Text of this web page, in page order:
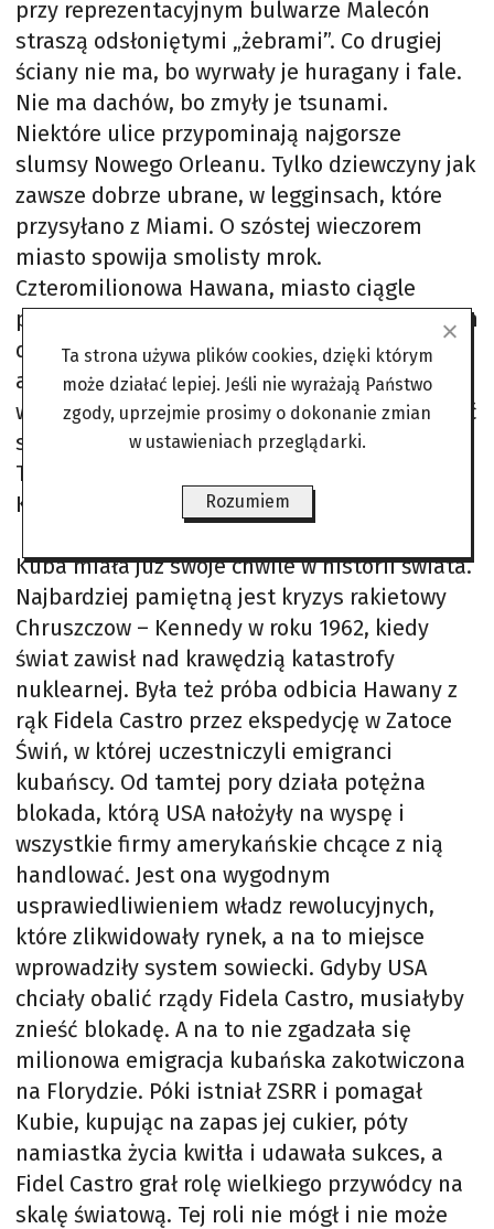
przy reprezentacyjnym bulwarze Malecón
straszą odsłoniętymi „żebrami”. Co drugiej
ściany nie ma, bo wyrwały je huragany i fale.
Nie ma dachów, bo zmyły je tsunami.
Niektóre ulice przypominają najgorsze
slumsy Nowego Orleanu. Tylko dziewczyny jak
zawsze dobrze ubrane, w legginsach, które
przysyłano z Miami. O szóstej wieczorem
miasto spowija smolisty mrok.
Czteromilionowa Hawana, miasto ciągle
piękne za dnia i magiczne, zapada się w pełen
dzikich dźwięków czyściec. Kto mógł – uciekł,
ale ludności wciąż przybywa, bo w tropiku
wszystko się nawzajem morduje, to i odradzać
się musi gwałtownie, jak to na Kubie. Jeśli
Trump chce tego życia spróbować,
Kubańczycy go przywitają…
Kuba miała już swoje chwile w historii świata.
Najbardziej pamiętną jest kryzys rakietowy
Chruszczow – Kennedy w roku 1962, kiedy
świat zawisł nad krawędzią katastrofy
nuklearnej. Była też próba odbicia Hawany z
rąk Fidela Castro przez ekspedycję w Zatoce
Świń, w której uczestniczyli emigranci
kubańscy. Od tamtej pory działa potężna
blokada, którą USA nałożyły na wyspę i
wszystkie firmy amerykańskie chcące z nią
handlować. Jest ona wygodnym
usprawiedliwieniem władz rewolucyjnych,
które zlikwidowały rynek, a na to miejsce
wprowadziły system sowiecki. Gdyby USA
chciały obalić rządy Fidela Castro, musiałyby
znieść blokadę. A na to nie zgadzała się
milionowa emigracja kubańska zakotwiczona
na Florydzie. Póki istniał ZSRR i pomagał
Kubie, kupując na zapas jej cukier, póty
namiastka życia kwitła i udawała sukces, a
Fidel Castro grał rolę wielkiego przywódcy na
skalę światową. Tej roli nie mógł i nie może
Ta strona używa plików cookies, dzięki którym
może działać lepiej. Jeśli nie wyrażają Państwo
zgody, uprzejmie prosimy o dokonanie zmian
w ustawieniach przeglądarki.
Rozumiem